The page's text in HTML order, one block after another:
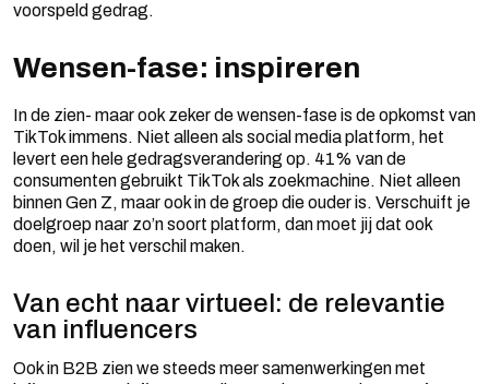
voorspeld gedrag.
Wensen-fase: inspireren
In de zien- maar ook zeker de wensen-fase is de opkomst van
TikTok immens. Niet alleen als social media platform, het
levert een hele gedragsverandering op. 41% van de
consumenten gebruikt TikTok als zoekmachine. Niet alleen
binnen Gen Z, maar ook in de groep die ouder is. Verschuift je
doelgroep naar zo’n soort platform, dan moet jij dat ook
doen, wil je het verschil maken.
Van echt naar virtueel: de relevantie
van influencers
Ook in B2B zien we steeds meer samenwerkingen met